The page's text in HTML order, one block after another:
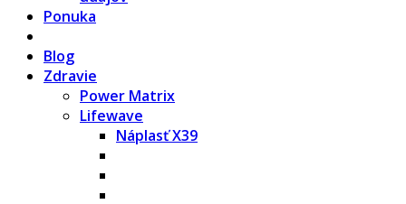
Ponuka
Blog
Zdravie
Power Matrix
Lifewave
Náplasť X39